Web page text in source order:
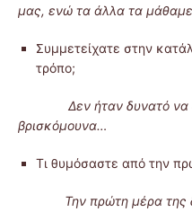
μας, ενώ τα άλλα τα
Συμμετείχατε στην
τρόπο;
Δεν ήταν δυνατό να
βρισκόμουνα…
Τι θυμόσαστε από την
Την πρώτη μέρα της